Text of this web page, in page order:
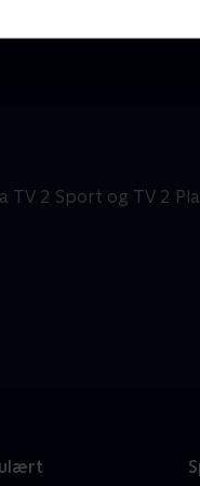
TV 2 Sport og TV 2